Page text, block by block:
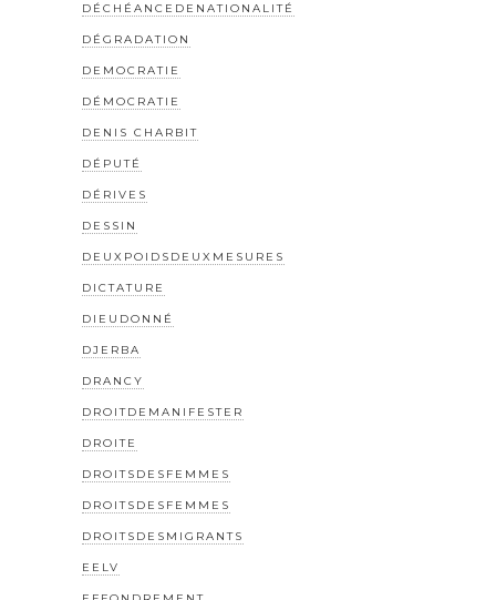
DÉCHÉANCEDENATIONALITÉ
DÉGRADATION
DEMOCRATIE
DÉMOCRATIE
DENIS CHARBIT
DÉPUTÉ
DÉRIVES
DESSIN
DEUXPOIDSDEUXMESURES
DICTATURE
DIEUDONNÉ
DJERBA
DRANCY
DROITDEMANIFESTER
DROITE
DROITSDESFEMMES
DROITSDESFEMMES
DROITSDESMIGRANTS
EELV